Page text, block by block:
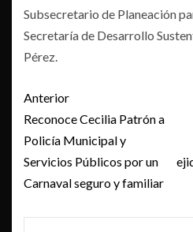
Subsecretario de Planeación
Secretaría de Desarrollo
Pérez.
Post
navigation
Anterior
Reconoce Cecilia Patrón a
Policía Municipal y
Servicios Públicos por un
Carnaval seguro y familiar